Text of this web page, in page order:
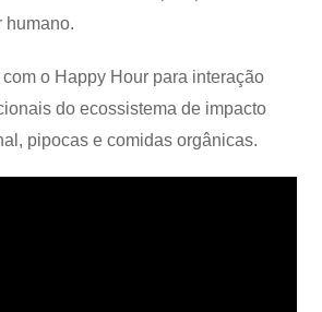
humano.
o Happy Hour para interação
do ecossistema de impacto
pipocas e comidas orgânicas.